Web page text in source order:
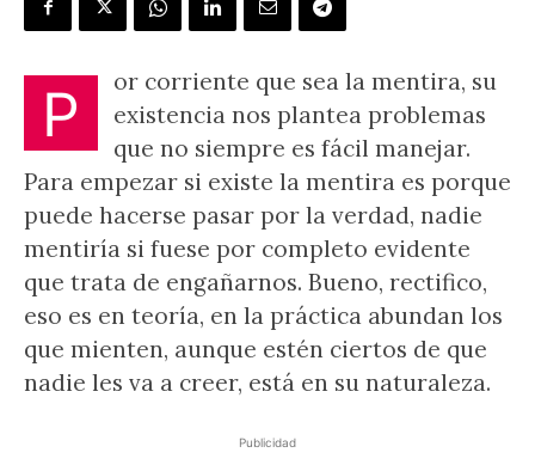
P
or corriente que sea la mentira, su
existencia nos plantea problemas
que no siempre es fácil manejar.
Para empezar si existe la mentira es porque
puede hacerse pasar por la verdad, nadie
mentiría si fuese por completo evidente
que trata de engañarnos. Bueno, rectifico,
eso es en teoría, en la práctica abundan los
que mienten, aunque estén ciertos de que
nadie les va a creer, está en su naturaleza.
Publicidad